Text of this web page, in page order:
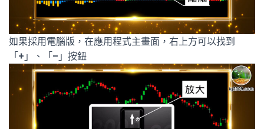
如果採用電腦版，在應用程式主畫面，右上方可以找到
「 + 」、「 – 」按鈕